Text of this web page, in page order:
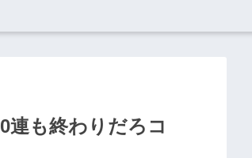
連も終わりだろコ